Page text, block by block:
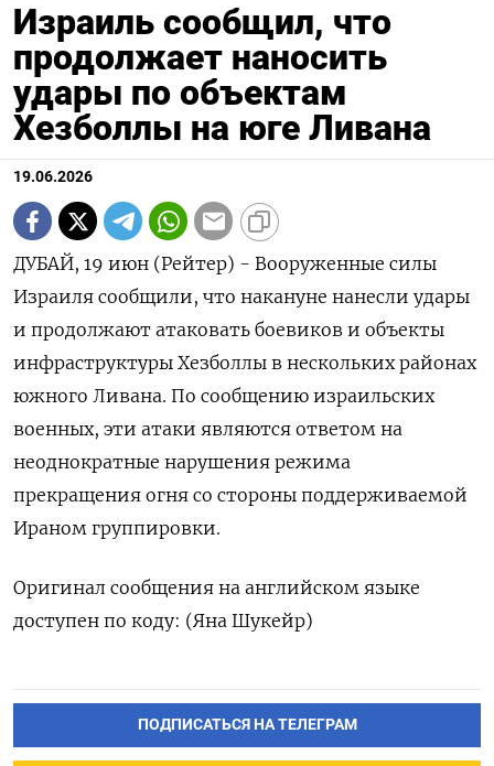
Израиль сообщил, что
продолжает наносить
удары по объектам
Хезболлы на юге Ливана
19.06.2026
ДУБАЙ, 19 июн (Рейтер) - Вооруженные ‌силы
Израиля сообщили, что ​накануне нанесли ​удары ​
и ⁠продолжают ‌атаковать боевиков ‌и объекты
инфраструктуры Хезболлы ​в ‌нескольких ​районах
южного Ливана. ‌По сообщению израильских
военных, ​эти ​атаки ‌являются ответом на ​
неоднократные нарушения режима
прекращения огня со стороны поддерживаемой ​
Ираном ⁠группировки.
Оригинал сообщения ‌на английском ‌языке
доступен ​по коду: (Яна ‌Шукейр)
ПОДПИСАТЬСЯ НА ТЕЛЕГРАМ